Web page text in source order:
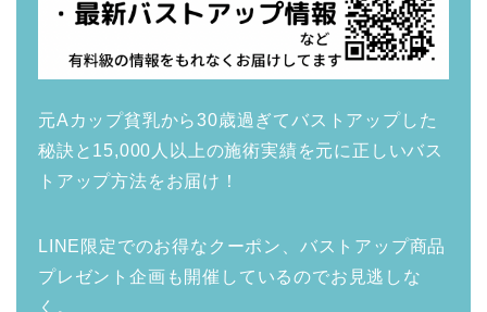
元Aカップ貧乳から30歳過ぎてバストアップした
秘訣と15,000人以上の施術実績を元に正しいバス
トアップ方法をお届け！
LINE限定でのお得なクーポン、バストアップ商品
プレゼント企画も開催しているのでお見逃しな
く。